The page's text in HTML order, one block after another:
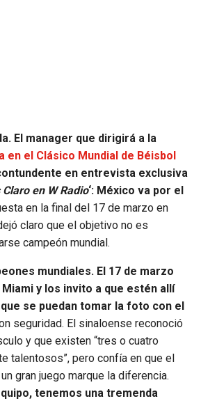
El manager que dirigirá a la
en el Clásico Mundial de Béisbol
en entrevista exclusiva
Claro en W Radio‘: México va por el
en la final del 17 de marzo en
claro que el objetivo no es
campeón mundial.
mundiales. El 17 de marzo
y los invito a que estén allí
se puedan tomar la foto con el
seguridad. El sinaloense reconoció
y que existen “tres o cuatro
talentosos”, pero confía en que el
gran juego marque la diferencia.
tenemos una tremenda